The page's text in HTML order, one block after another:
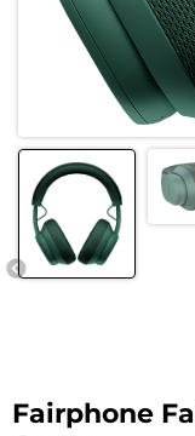
Fairphone